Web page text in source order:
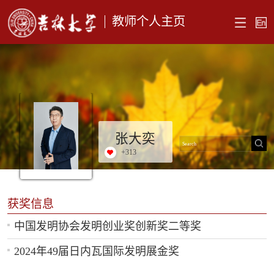
教师个人主页
张大奕
+313
获奖信息
中国发明协会发明创业奖创新奖二等奖
2024年49届日内瓦国际发明展金奖